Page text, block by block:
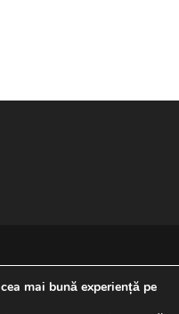
mai bună experiență pe